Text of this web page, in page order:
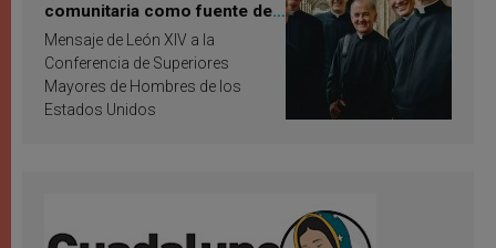
comunitaria como fuente de
inspiración y santificación
Mensaje de León XIV a la
Conferencia de Superiores
Mayores de Hombres de los
Estados Unidos